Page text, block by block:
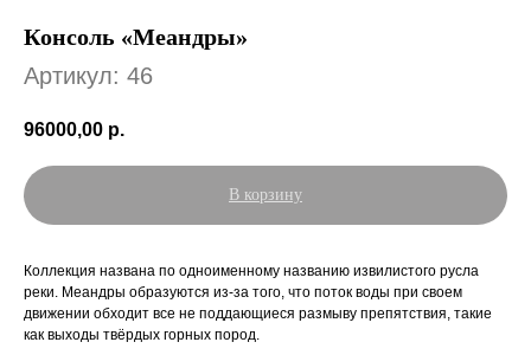
Консоль «Меандры»
Артикул: 46
96000,00 р.
В корзину
Коллекция названа по одноименному названию извилистого русла
реки. Меандры образуются из-за того, что поток воды при своем
движении обходит все не поддающиеся размыву препятствия, такие
как выходы твёрдых горных пород.